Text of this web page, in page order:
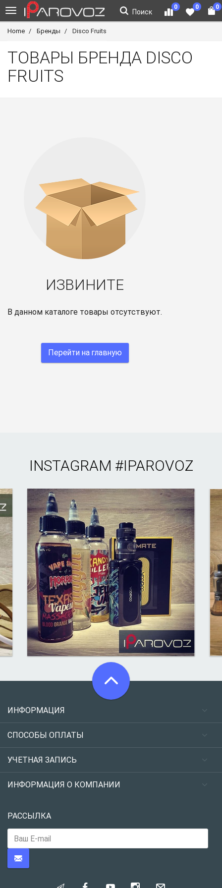
Поиск
0 0 0
Home Бренды Disco Fruits
ТОВАРЫ БРЕНДА DISCO
FRUITS
ИЗВИНИТЕ
В данном каталоге товары отсутствуют.
Перейти на главную
INSTAGRAM #IPAROVOZ
ИНФОРМАЦИЯ
СПОСОБЫ ОПЛАТЫ
УЧЕТНАЯ ЗАПИСЬ
ИНФОРМАЦИЯ О КОМПАНИИ
РАССЫЛКА